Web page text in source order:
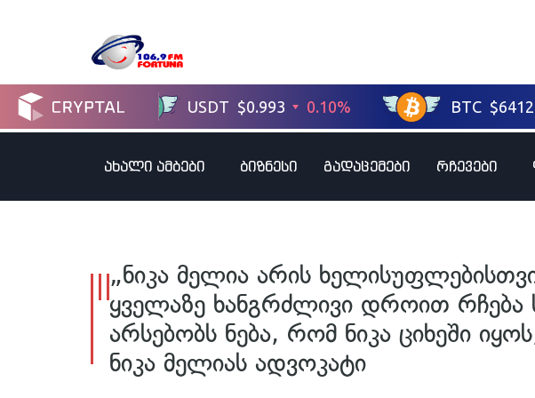
ახალი ამბები ბიზნესი გადაცემები რჩევები
„ნიკა მელია არის
ყველაზე ხანგრძლივი დროით რჩება
არსებობს ნება, რომ ნიკა ციხეში
ნიკა მელიას ადვოკატი